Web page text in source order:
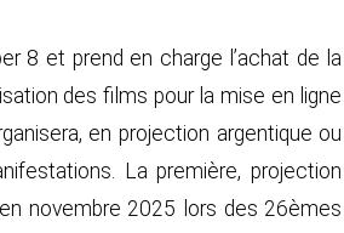
8 et prend en charge l’achat de la
des films pour la mise en ligne
en projection argentique ou
La première, projection
novembre 2025 lors des 26èmes